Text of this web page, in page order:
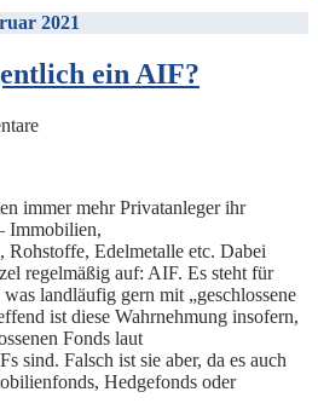
2021
ein AIF?
immer mehr Privatanleger ihr
Immobilien,
Rohstoffe, Edelmetalle etc. Dabei
regelmäßig auf: AIF. Es steht für
landläufig gern mit „geschlossene
ist diese Wahrnehmung insofern,
Fonds laut
sind. Falsch ist sie aber, da es auch
Hedgefonds oder